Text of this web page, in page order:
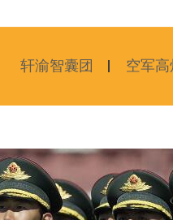
轩渝智囊团 空军